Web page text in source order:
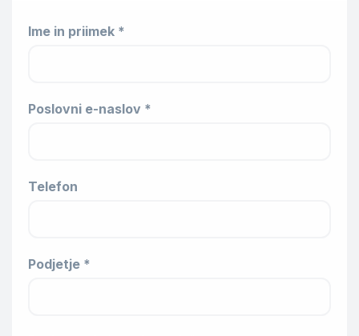
Ime in priimek *
Poslovni e-naslov *
Telefon
Podjetje *